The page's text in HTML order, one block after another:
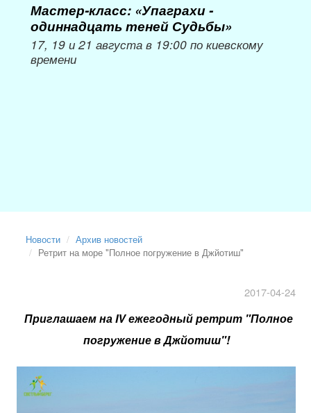
Мастер-класс: «Упаграхи -
одиннадцать теней Судьбы»
17, 19 и 21 августа в 19:00 по киевскому
времени
Новости
Архив новостей
Ретрит на море "Полное погружение в Джйотиш"
2017-04-24
Приглашаем на IV ежегодный ретрит "Полное
погружение в Джйотиш"!